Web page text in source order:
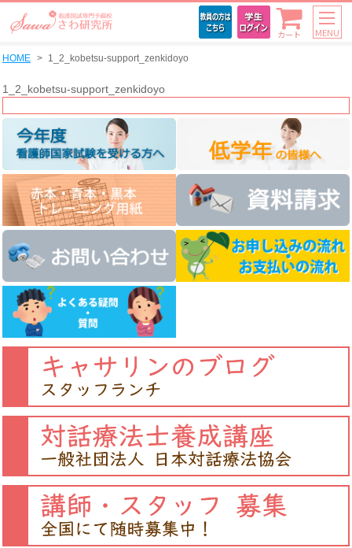
カート MENU
HOME 1_2_kobetsu-support_zenkidoyo
1_2_kobetsu-support_zenkidoyo